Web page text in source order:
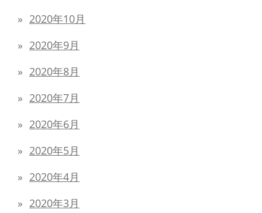
2020年10月
2020年9月
2020年8月
2020年7月
2020年6月
2020年5月
2020年4月
2020年3月